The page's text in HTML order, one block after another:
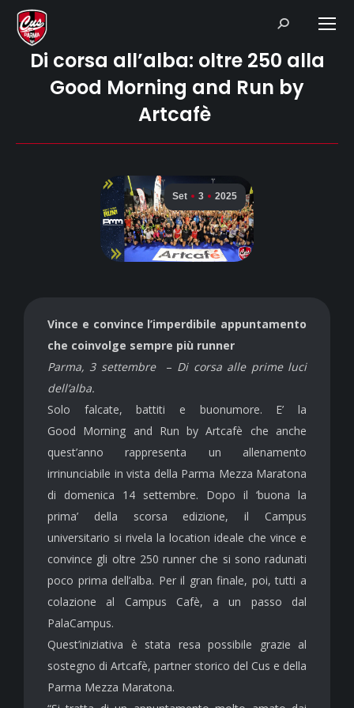
Search:
Di corsa all’alba: oltre 250 alla
Good Morning and Run by
Artcafè
Set 3 2025
Vince e convince l’imperdibile appuntamento
che coinvolge sempre più runner
Parma, 3 settembre– Di corsa alle prime luci
dell’alba.
Solo falcate, battiti e buonumore. E’ la
Good Morning and Run by Artcafè che anche
quest’anno rappresenta un allenamento
irrinunciabile in vista della Parma Mezza Maratona
di domenica 14 settembre. Dopo il ‘buona la
prima’ della scorsa edizione, il Campus
universitario si rivela la location ideale che vince e
convince gli oltre 250 runner che si sono radunati
poco prima dell’alba. Per il gran finale, poi, tutti a
colazione al Campus Cafè, a un passo dal
PalaCampus.
Quest’iniziativa è stata resa possibile grazie al
sostegno di Artcafè, partner storico del Cus e della
Parma Mezza Maratona.